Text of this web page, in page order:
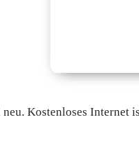
Kostenloses Internet